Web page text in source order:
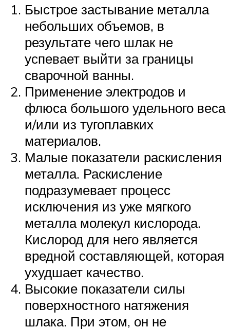
Быстрое застывание металла
небольших объемов, в
результате чего шлак не
успевает выйти за границы
сварочной ванны.
Применение электродов и
флюса большого удельного веса
и/или из тугоплавких
материалов.
Малые показатели раскисления
металла. Раскисление
подразумевает процесс
исключения из уже мягкого
металла молекул кислорода.
Кислород для него является
вредной составляющей, которая
ухудшает качество.
Высокие показатели силы
поверхностного натяжения
шлака. При этом, он не